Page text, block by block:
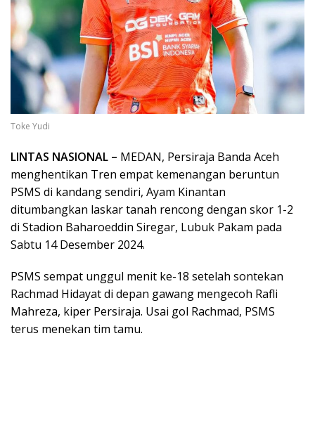
Toke Yudi
LINTAS NASIONAL – MEDAN, Persiraja Banda Aceh
menghentikan Tren empat kemenangan beruntun
PSMS di kandang sendiri, Ayam Kinantan
ditumbangkan laskar tanah rencong dengan skor 1-2
di Stadion Baharoeddin Siregar, Lubuk Pakam pada
Sabtu 14 Desember 2024.
PSMS sempat unggul menit ke-18 setelah sontekan
Rachmad Hidayat di depan gawang mengecoh Rafli
Mahreza, kiper Persiraja. Usai gol Rachmad, PSMS
terus menekan tim tamu.